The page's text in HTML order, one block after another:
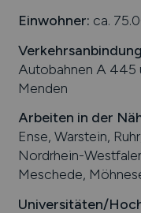
Einwohner: ca.
Autobahnen A 445
Menden
Arbeiten in der
Ense, Warstein,
Nordrhein-
Meschede,
Universitäten/